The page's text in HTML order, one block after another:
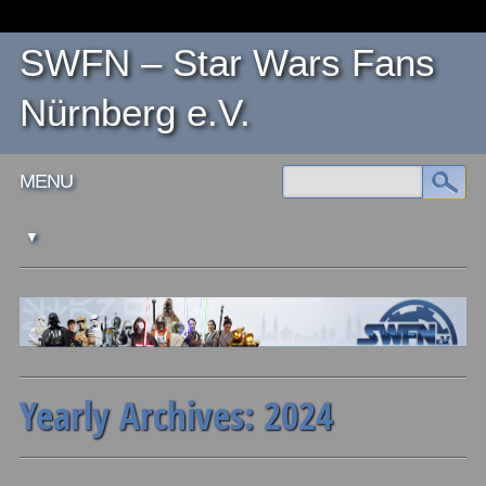
SWFN – Star Wars Fans
Nürnberg e.V.
Main menu
MENU
Yearly Archives: 2024